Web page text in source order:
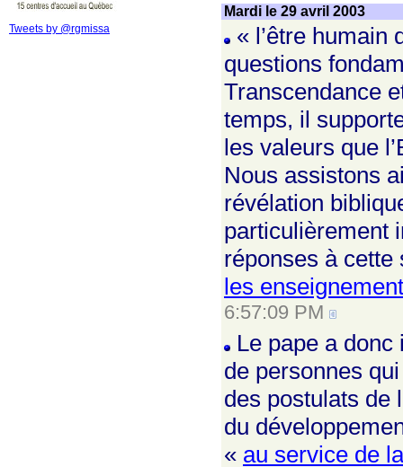
Tweets by @rgmissa
Mardi le 29 avril 2003
« l’être humain
questions
Transcendance
temps, il
les valeurs que
Nous assistons
révélation
particulièrement
réponses à
les
6:57:09 PM
Le pape a
de personnes
des postulats de
du
« au service de